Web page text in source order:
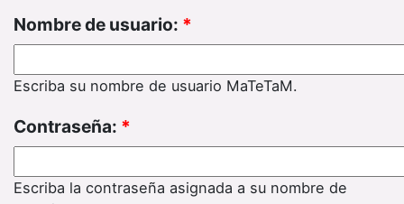
Nombre de usuario: *
Escriba su nombre de usuario MaTeTaM.
Contraseña: *
Escriba la contraseña asignada a su nombre de